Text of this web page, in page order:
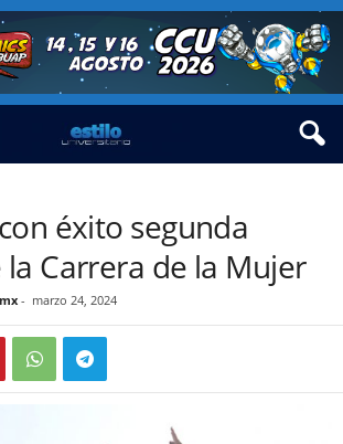
éxito segunda
Carrera de la Mujer
- marzo 24, 2024